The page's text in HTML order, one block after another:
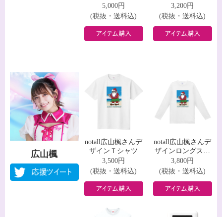
ト
5,000円
(税抜・送料込)
バッテリー
3,200円
(税抜・送料込)
広山楓
notall広山楓さんデ
ザインＴシャツ
3,500円
(税抜・送料込)
notall広山楓さんデ
ザインロングスリ
ーブＴシャツ
3,800円
(税抜・送料込)